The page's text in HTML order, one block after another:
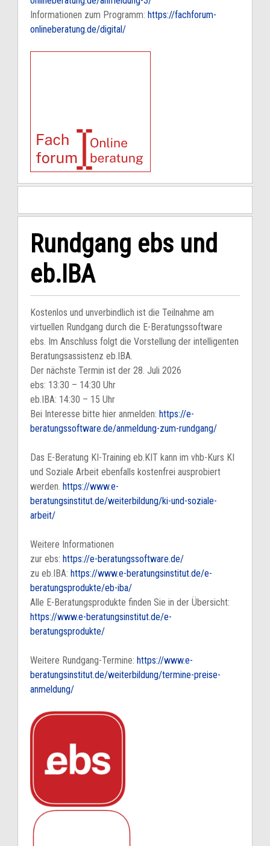
Informationen zum Programm: https://fachforum-
onlineberatung.de/digital/
Rundgang ebs und
eb.IBA
Kostenlos und unverbindlich ist die Teilnahme am
virtuellen Rundgang durch die E-Beratungssoftware
ebs. Im Anschluss folgt die Vorstellung der intelligenten
Beratungsassistenz eb.IBA.
Der nächste Termin ist der 28. Juli 2026
ebs: 13:30 – 14:30 Uhr
eb.IBA: 14:30 – 15 Uhr
Bei Interesse bitte hier anmelden: https://e-
beratungssoftware.de/anmeldung-zum-rundgang/
Das E-Beratung KI-Training eb.KIT kann im vhb-Kurs KI
und Soziale Arbeit ebenfalls kostenfrei ausprobiert
werden. https://www.e-
beratungsinstitut.de/weiterbildung/ki-und-soziale-
arbeit/
Weitere Informationen
zur ebs: https://e-beratungssoftware.de/
zu eb.IBA: https://www.e-beratungsinstitut.de/e-
beratungsprodukte/eb-iba/
Alle E-Beratungsprodukte finden Sie in der Übersicht:
https://www.e-beratungsinstitut.de/e-
beratungsprodukte/
Weitere Rundgang-Termine: https://www.e-
beratungsinstitut.de/weiterbildung/termine-preise-
anmeldung/